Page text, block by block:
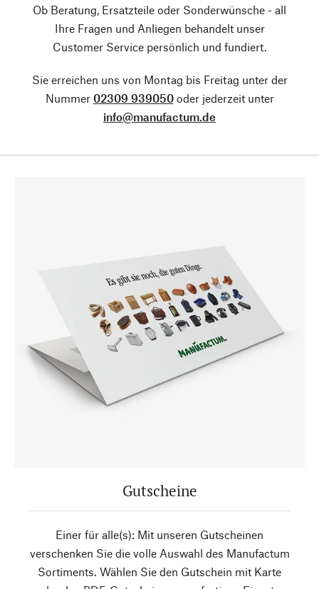
Ob Beratung, Ersatzteile oder Sonderwünsche - all
Ihre Fragen und Anliegen behandelt unser
Customer Service persönlich und fundiert.
Sie erreichen uns von Montag bis Freitag unter der
Nummer 02309 939050oder jederzeit unter
info@manufactum.de
Gutscheine
Einer für alle(s): Mit unseren Gutscheinen
verschenken Sie die volle Auswahl des Manufactum
Sortiments. Wählen Sie den Gutschein mit Karte